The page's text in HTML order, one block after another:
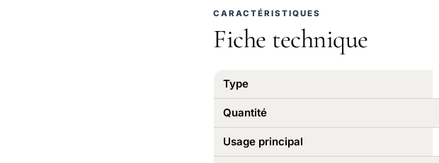
CARACTÉRISTIQUES
Fiche technique
Type
Quantité
Usage principal